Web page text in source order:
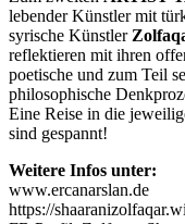
lebender Künstler mit
syrische Künstler
reflektieren mit ihren
poetische und zum Teil
philosophische
Eine Reise in die
sind gespannt!
Weitere Infos unter:
www.ercanarslan.de
https://